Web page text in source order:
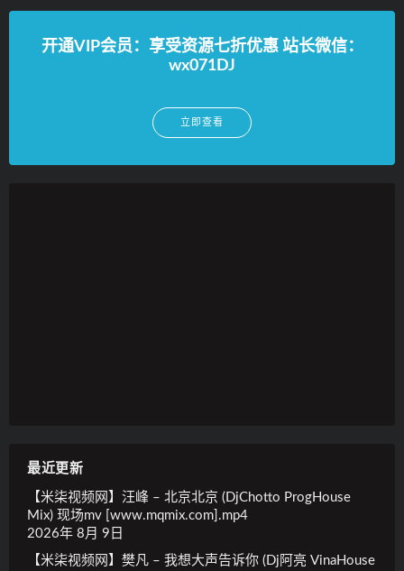
开通VIP会员：享受资源七折优惠 站长微信：
wx071DJ
立即查看
最近更新
【米柒视频网】汪峰 – 北京北京 (DjChotto ProgHouse
Mix) 现场mv [www.mqmix.com].mp4
2026年 8月 9日
【米柒视频网】樊凡 – 我想大声告诉你 (Dj阿亮 VinaHouse